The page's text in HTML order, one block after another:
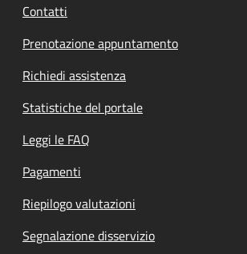
Contatti
Prenotazione appuntamento
Richiedi assistenza
Statistiche del portale
Leggi le FAQ
Pagamenti
Riepilogo valutazioni
Segnalazione disservizio